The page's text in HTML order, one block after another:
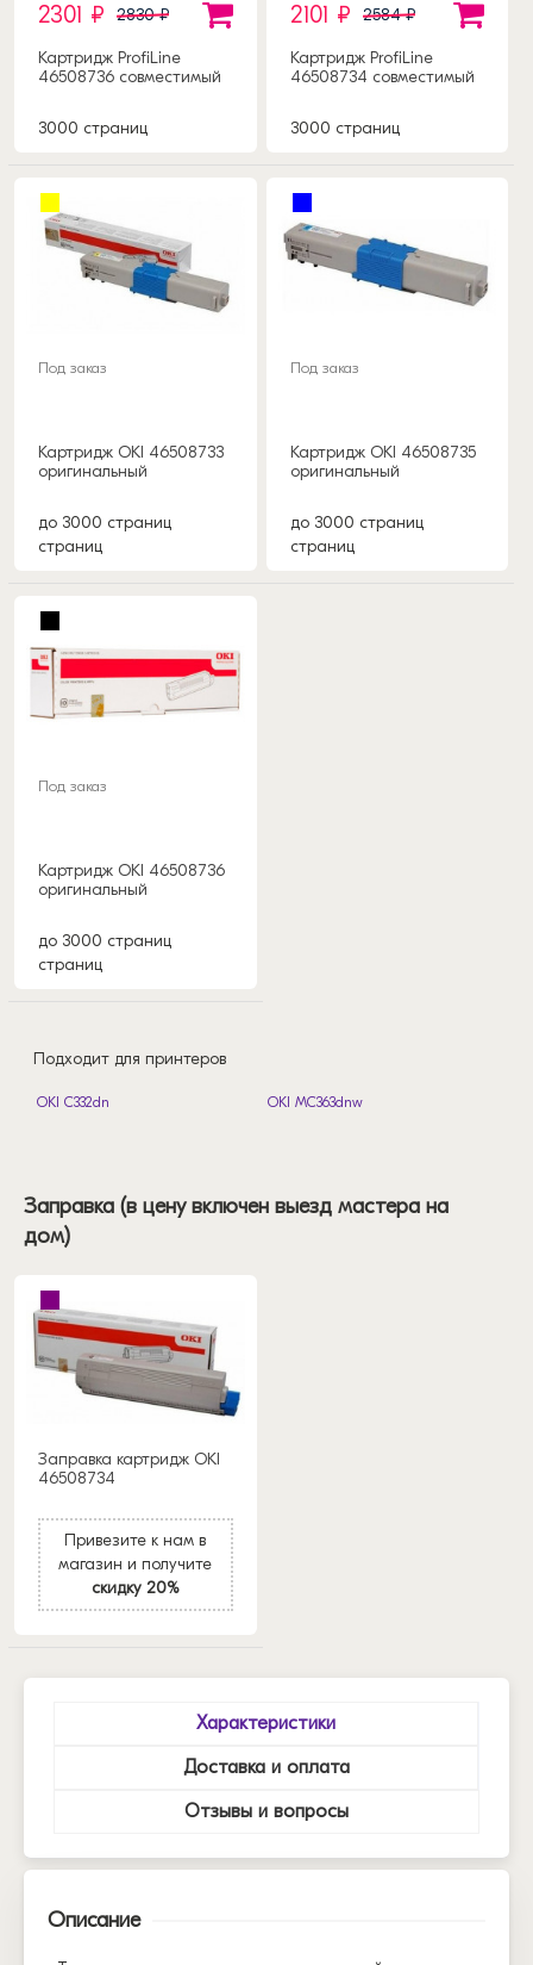
2301 ₽ 2830 ₽
Картридж ProfiLine
46508736 совместимый
3000 страниц
2101 ₽ 2584 ₽
Картридж ProfiLine
46508734 совместимый
3000 страниц
Под заказ
Картридж OKI 46508733
оригинальный
до 3000 страниц
страниц
Под заказ
Картридж OKI 46508735
оригинальный
до 3000 страниц
страниц
Под заказ
Картридж OKI 46508736
оригинальный
до 3000 страниц
страниц
Подходит для принтеров
OKI C332dn OKI MC363dnw
Заправка (в цену включен выезд мастера на
дом)
Заправка картридж OKI
46508734
Привезите к нам в
магазин и получите
скидку 20%
Характеристики
Доставка и оплата
Отзывы и вопросы
Описание